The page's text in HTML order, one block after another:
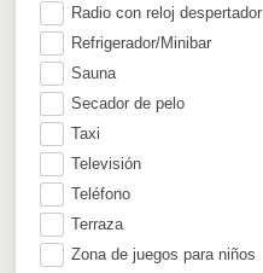
Radio con reloj despertador
Refrigerador/Minibar
Sauna
Secador de pelo
Taxi
Televisión
Teléfono
Terraza
Zona de juegos para niños